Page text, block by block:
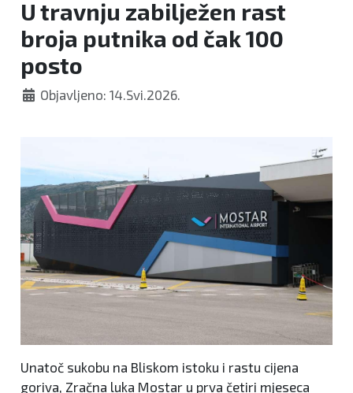
U travnju zabilježen rast
broja putnika od čak 100
posto
Objavljeno: 14.Svi.2026.
Unatoč sukobu na Bliskom istoku i rastu cijena
goriva, Zračna luka Mostar u prva četiri mjeseca